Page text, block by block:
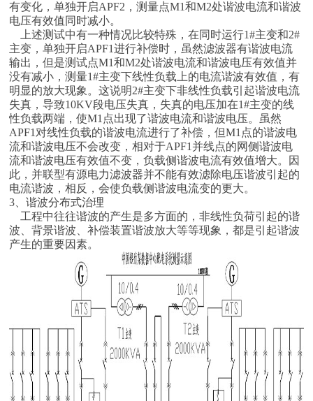
有变化，单独开启APF2，测量点M1和M2处谐波电流和谐波
电压有效值同时减小。
上述测试中有一种情况比较特殊，在同时运行1#主变和2#
主变，单独开启APF1进行补偿时，虽然滤波器有谐波电流
输出，但是测试点M1和M2处谐波电流和谐波电压有效值并
没有减小，测量1#主变下线性负载上的电流谐波有效值，有
明显的放大现象。这说明2#主变下非线性负载引起谐波电流
失真，导致10KV段电压失真，失真的电压加在1#主变的线
性负载两端，使M1点出现了谐波电流和谐波电压。虽然
APF1对线性负载的谐波电流进行了补偿，但M1点的谐波电
流和谐波电压不会改变，相对于APF1并线点的网侧谐波电
流和谐波电压有效值不变，负载侧谐波电流有效值增大。因
此，并联型有源电力滤波器并不能有效滤除电压谐波引起的
电流谐波，相反，会使负载侧谐波电流变的更大。
3、谐波分布式治理
工程中往往谐波的产生是多方面的，非线性负荷引起的谐
波、背景谐波、补偿装置谐波放大等等现象，都是引起谐波
产生的重要因素。